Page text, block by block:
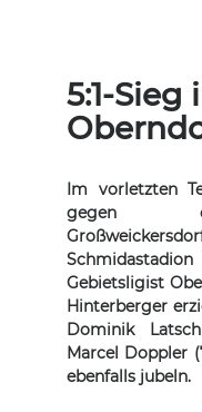
5:1-Sieg
Im vorletzten
gegen
Gebietsligist
Hinterberger
Dominik
Marcel Doppler
ebenfalls jubeln.